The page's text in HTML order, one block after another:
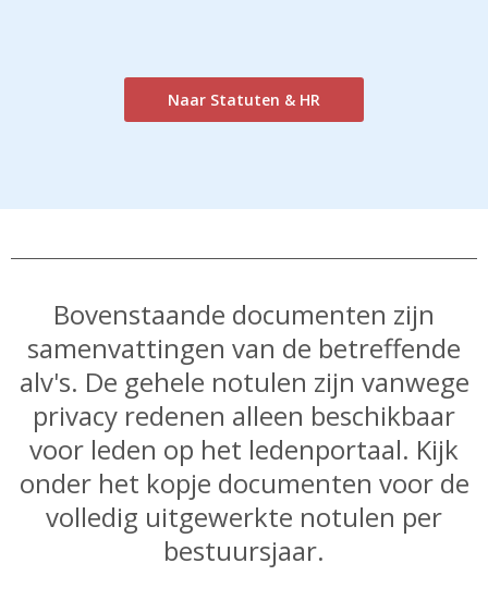
Naar Statuten & HR
Bovenstaande documenten zijn
samenvattingen van de betreffende
alv's. De gehele notulen zijn vanwege
privacy redenen alleen beschikbaar
voor leden op het ledenportaal. Kijk
onder het kopje documenten voor de
volledig uitgewerkte notulen per
bestuursjaar.